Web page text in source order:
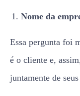
Nome da
Essa pergunta foi
é o cliente e,
juntamente de